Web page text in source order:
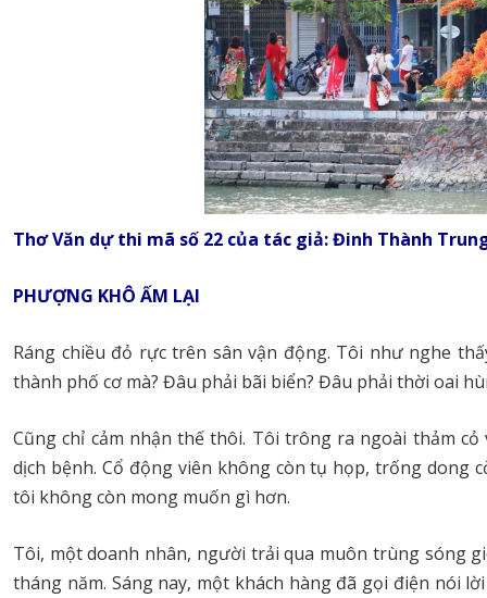
Thơ Văn dự thi mã số 22 của tác giả: Đinh Thành
PHƯỢNG KHÔ ẤM LẠI
Ráng chiều đỏ rực trên sân vận động. Tôi như nghe
thành phố cơ mà? Đâu phải bãi biển? Đâu phải thời oai
Cũng chỉ cảm nhận thế thôi. Tôi trông ra ngoài thảm
dịch bệnh. Cổ động viên không còn tụ họp, trống dong
tôi không còn mong muốn gì hơn.
Tôi, một doanh nhân, người trải qua muôn trùng sóng
tháng năm. Sáng nay, một khách hàng đã gọi điện nói